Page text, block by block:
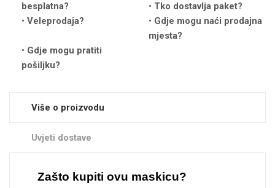
besplatna?
Tko dostavlja paket?
Veleprodaja?
Gdje mogu naći prodajna
mjesta?
Gdje mogu pratiti
pošiljku?
Više o proizvodu
Uvjeti dostave
Zašto kupiti ovu maskicu?
Love motivi I Need Some Space